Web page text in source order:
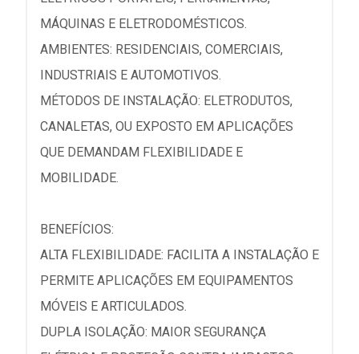
MÁQUINAS E ELETRODOMÉSTICOS.
AMBIENTES: RESIDENCIAIS, COMERCIAIS,
INDUSTRIAIS E AUTOMOTIVOS.
MÉTODOS DE INSTALAÇÃO: ELETRODUTOS,
CANALETAS, OU EXPOSTO EM APLICAÇÕES
QUE DEMANDAM FLEXIBILIDADE E
MOBILIDADE.
BENEFÍCIOS:
ALTA FLEXIBILIDADE: FACILITA A INSTALAÇÃO E
PERMITE APLICAÇÕES EM EQUIPAMENTOS
MÓVEIS E ARTICULADOS.
DUPLA ISOLAÇÃO: MAIOR SEGURANÇA